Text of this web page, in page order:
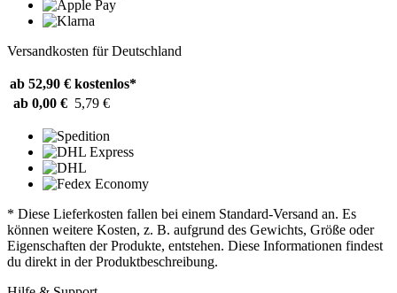
Versandkosten für Deutschland
ab 52,90 € kostenlos*
ab 0,00 € 5,79 €
* Diese Lieferkosten fallen bei einem Standard-Versand an. Es
können weitere Kosten, z. B. aufgrund des Gewichts, Größe oder
Eigenschaften der Produkte, entstehen. Diese Informationen findest
du direkt in der Produktbeschreibung.